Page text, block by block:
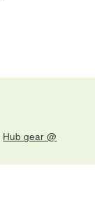
Hub gear @